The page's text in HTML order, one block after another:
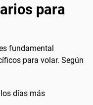
para
fundamental
para volar. Según
días más